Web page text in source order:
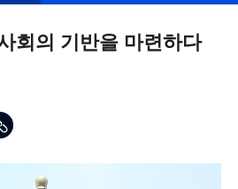
회의 기반을 마련하다